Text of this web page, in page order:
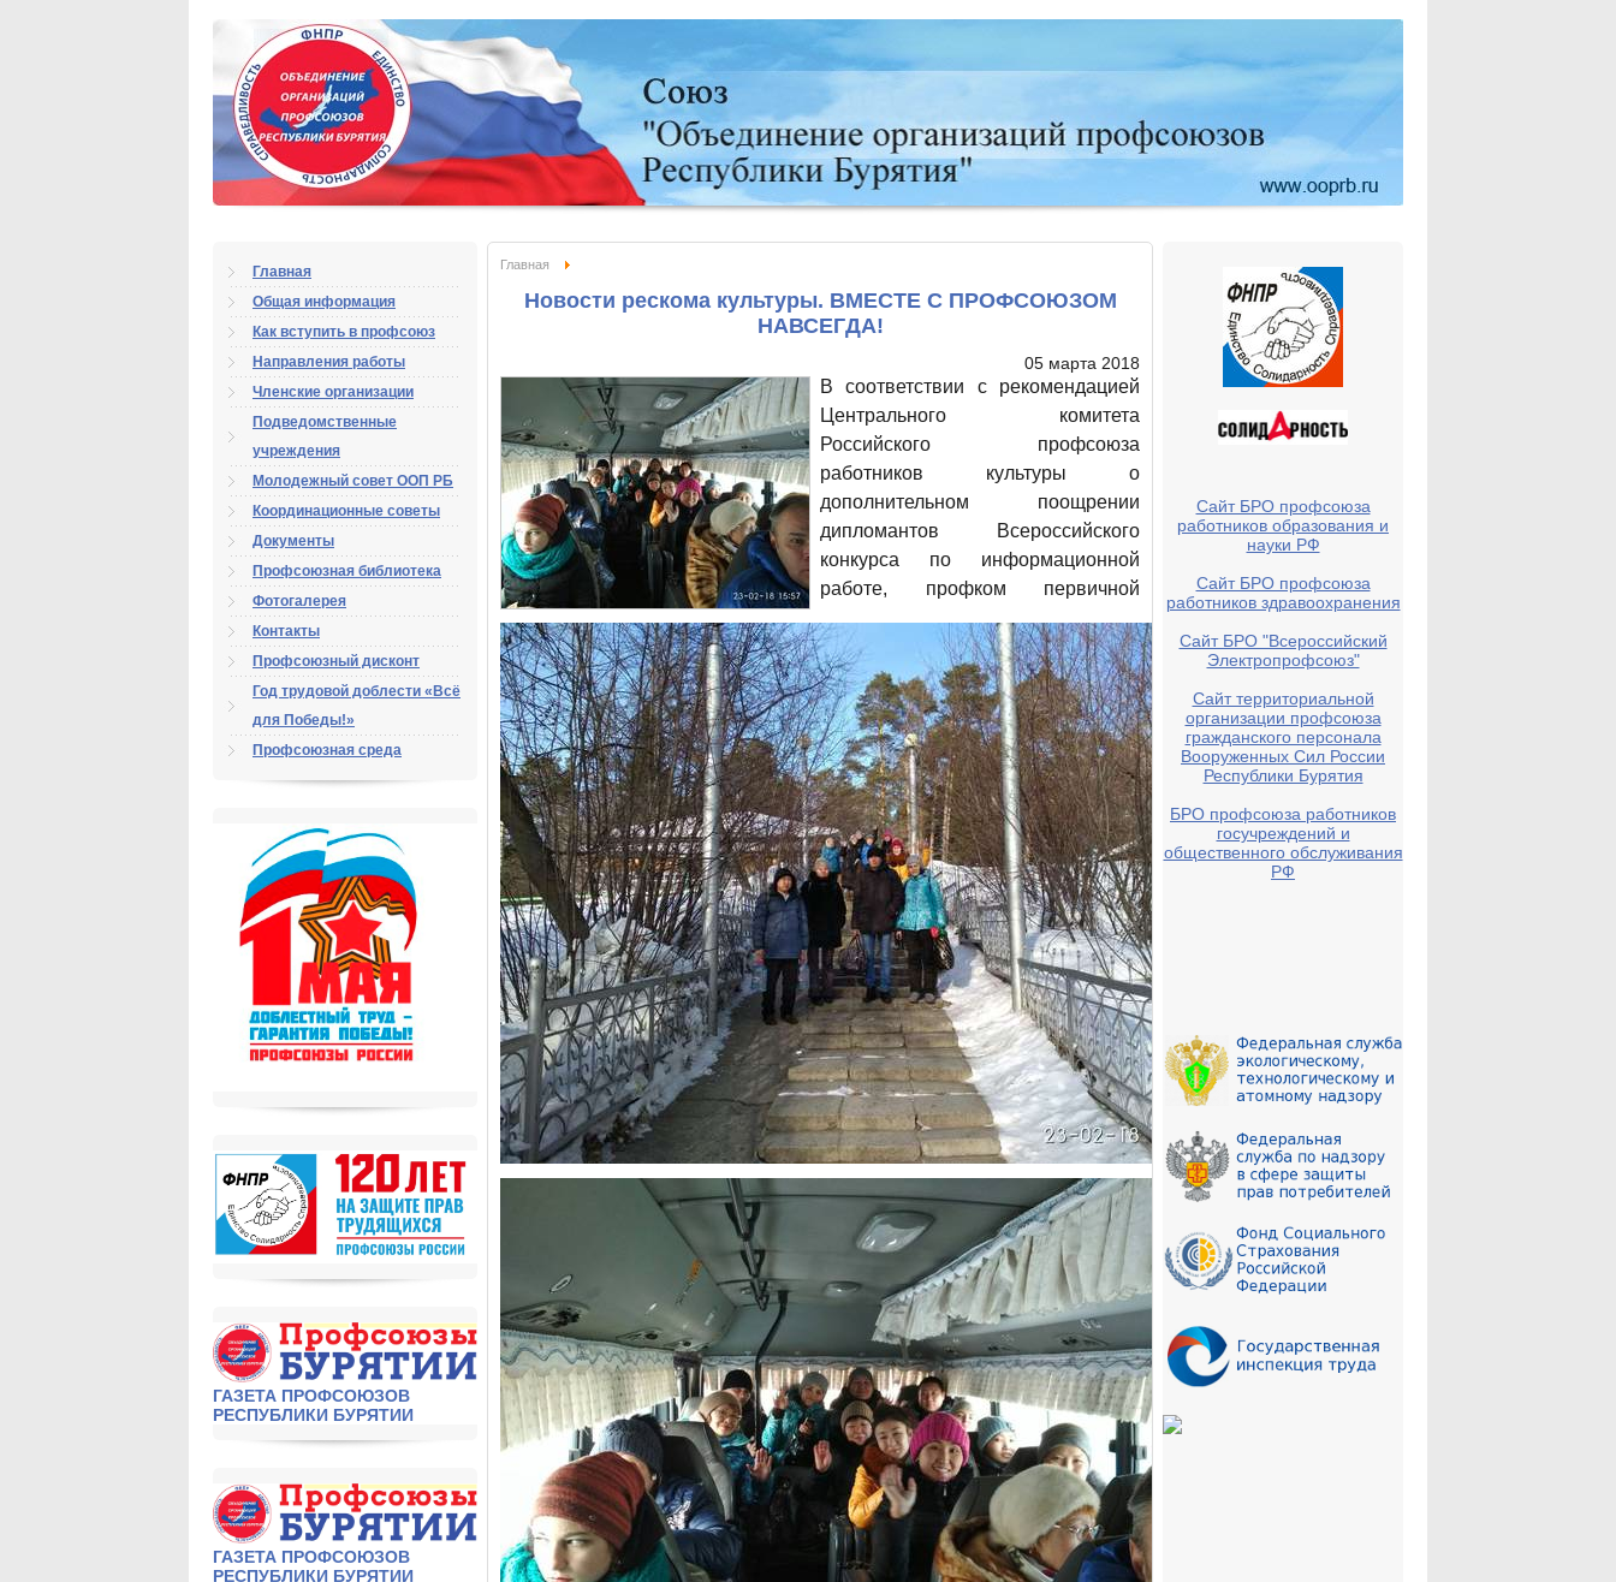
Главная
Общая информация
Как вступить в профсоюз
Направления работы
Членские организации
Подведомственные
учреждения
Молодежный совет ООП РБ
Координационные советы
Документы
Профсоюзная библиотека
Фотогалерея
Контакты
Профсоюзный дисконт
Год трудовой доблести «Всё
для Победы!»
Профсоюзная среда
ГАЗЕТА ПРОФСОЮЗОВ
РЕСПУБЛИКИ БУРЯТИИ
ГАЗЕТА ПРОФСОЮЗОВ
РЕСПУБЛИКИ БУРЯТИИ
Главная
Новости рескома культуры. ВМЕСТЕ С ПРОФСОЮЗОМ
НАВСЕГДА!
05 марта 2018
В соответствии с рекомендацией
Центрального комитета
Российского профсоюза
работников культуры о
дополнительном поощрении
дипломантов Всероссийского
конкурса по информационной
работе, профком первичной
Сайт БРО профсоюза
работников образования и
науки РФ
Сайт БРО профсоюза
работников здравоохранения
Сайт БРО "Всероссийский
Электропрофсоюз"
Сайт территориальной
организации профсоюза
гражданского персонала
Вооруженных Сил России
Республики Бурятия
БРО профсоюза работников
госучреждений и
общественного обслуживания
РФ